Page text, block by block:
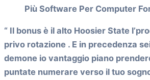
Più Software Per Computer
“ Il bonus è il alto Hoosier State
privo rotazione . E in precedenza
demone io vantaggio piano
puntate numerare verso il tuo